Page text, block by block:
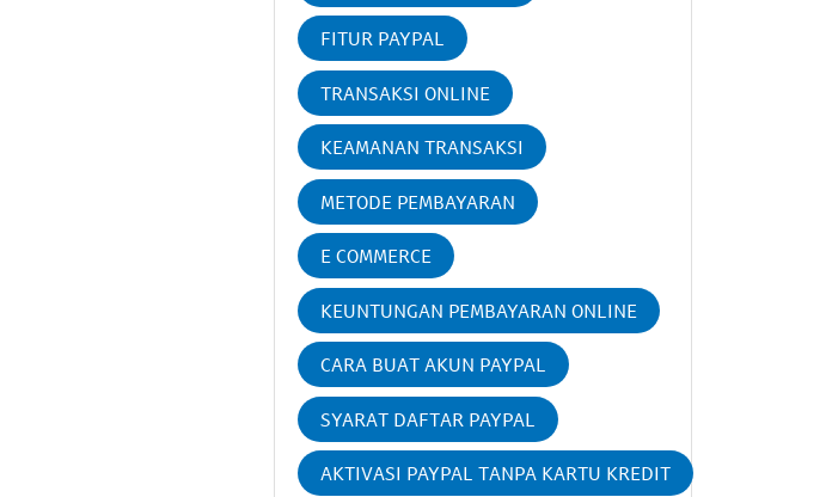
FITUR PAYPAL
TRANSAKSI ONLINE
KEAMANAN TRANSAKSI
METODE PEMBAYARAN
E COMMERCE
KEUNTUNGAN PEMBAYARAN ONLINE
CARA BUAT AKUN PAYPAL
SYARAT DAFTAR PAYPAL
AKTIVASI PAYPAL TANPA KARTU KREDIT